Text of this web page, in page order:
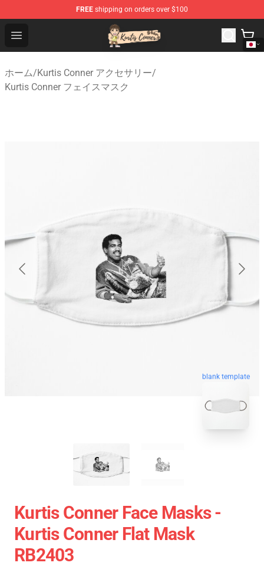
FREE shipping on orders over $100
Open menu
Kurtis Conner Store - Official Kurtis Conner Merchandise
ホーム/Kurtis Conner アクセサリー/
Kurtis Conner フェイスマスク
blank template
Kurtis Conner Face Masks -
Kurtis Conner Flat Mask
RB2403